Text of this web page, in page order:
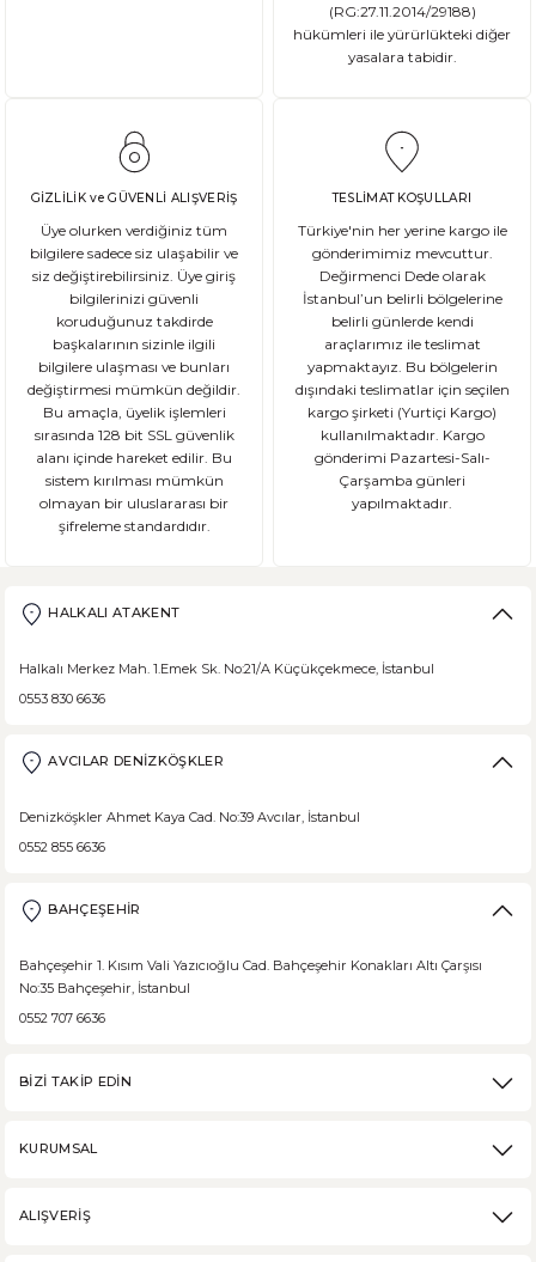
Glutensiz Yaşamın Temelleri: Gluten Nedir ve Neden Önemlidir?
DEVAMI
Ekşi Mayalı Ekmek Tüketmemiz için 10 Neden
Ekmek ve ekmek ürünleri için sağlıklı olmadıklarına dair kötü bir
DEVAMI
Şeker Hastaları Hangi Tür Ekmekleri Tüketmelidir?
DEVAMI
Borodinsky Rus Ekmeği, rus siyah çavdar ekmeği olarak da bilinir.
DEVAMI
Medovik, Slav mutfağından dünyaya yayılmış bir pastadır. Eski
Karabuğday, son zamanlarda sağlıklı beslenme trendinin
(RG:27.11.2014/29188)
hükümleri ile yürürlükteki diğer
yasalara tabidir.
GİZLİLİK ve GÜVENLİ ALIŞVERİŞ
Üye olurken verdiğiniz tüm
bilgilere sadece siz ulaşabilir ve
siz değiştirebilirsiniz. Üye giriş
bilgilerinizi güvenli
koruduğunuz takdirde
başkalarının sizinle ilgili
bilgilere ulaşması ve bunları
değiştirmesi mümkün değildir.
Bu amaçla, üyelik işlemleri
sırasında 128 bit SSL güvenlik
alanı içinde hareket edilir. Bu
sistem kırılması mümkün
olmayan bir uluslararası bir
şifreleme standardıdır.
TESLİMAT KOŞULLARI
Türkiye'nin her yerine kargo ile
gönderimimiz mevcuttur.
Değirmenci Dede olarak
İstanbul’un belirli bölgelerine
belirli günlerde kendi
araçlarımız ile teslimat
yapmaktayız. Bu bölgelerin
dışındaki teslimatlar için seçilen
kargo şirketi (Yurtiçi Kargo)
kullanılmaktadır. Kargo
gönderimi Pazartesi-Salı-
Çarşamba günleri
yapılmaktadır.
HALKALI ATAKENT
Halkalı Merkez Mah. 1.Emek Sk. No:21/A Küçükçekmece, İstanbul
0553 830 6636
AVCILAR DENİZKÖŞKLER
Denizköşkler Ahmet Kaya Cad. No:39 Avcılar, İstanbul
0552 855 6636
BAHÇEŞEHİR
Bahçeşehir 1. Kısım Vali Yazıcıoğlu Cad. Bahçeşehir Konakları Altı Çarşısı
No:35 Bahçeşehir, İstanbul
0552 707 6636
BİZİ TAKİP EDİN
KURUMSAL
ALIŞVERİŞ